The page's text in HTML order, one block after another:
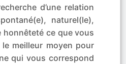
d’une relation
naturel(le),
honnêteté ce que vous
le meilleur moyen pour
qui vous correspond